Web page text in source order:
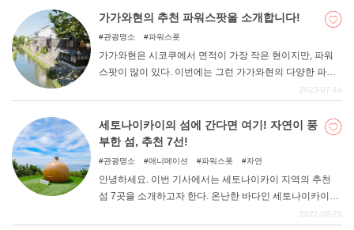
름을 느낄 수 있는 명소가 많이 있다. 이번 기사에서는 여름
휴가 여행의 필수 코스들을 소개하고자 한다. 해양 스포츠
가가와현의 추천 파워스팟을 소개합니다!
관광명소 파워스폿
가가와현은 시코쿠에서 면적이 가장 작은 현이지만, 파워
스팟이 많이 있다. 이번에는 그런 가가와현의 다양한 파워
스팟 12곳을 소개합니다. 꼭 참고해 보시기 바랍니다.2023-07-14
세토나이카이의 섬에 간다면 여기! 자연이 풍
부한 섬, 추천 7선!
관광명소 애니메이션 파워스폿 자연
안녕하세요. 이번 기사에서는 세토나이카이 지역의 추천
섬 7곳을 소개하고자 한다. 온난한 바다인 세토나이카이에
는 많은 섬이 있어 풍부한 자연을 만끽할 수 있다. 관광객부
2022-08-23